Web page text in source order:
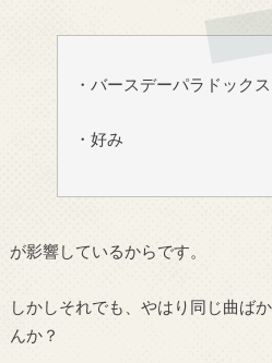
・バースデーパラドックス
・好み
が影響しているからです。
しかしそれでも、やはり同じ曲ば
んか？